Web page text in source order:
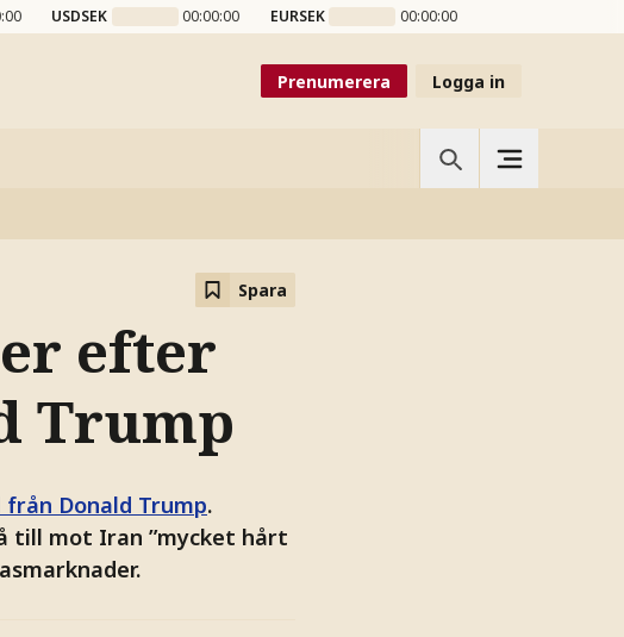
USDSEK 00:00:00 EURSEK 00:00:00
Prenumerera Logga in
Spara
efter
Trump
från Donald Trump.
till mot Iran ”mycket hårt